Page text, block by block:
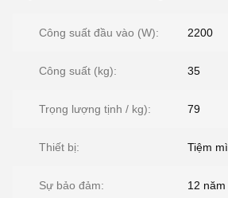
Công suất đầu vào (W): 2200
Công suất (kg): 35
Trọng lượng tịnh / kg): 79
Thiết bị: Tiệm mì
Sự bảo đảm: 12 năm